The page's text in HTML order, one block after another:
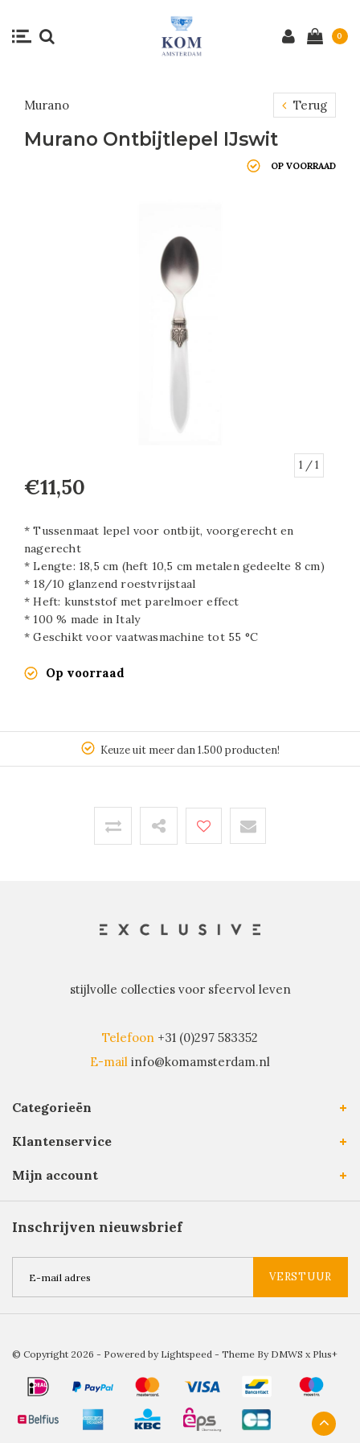
0
Murano Terug
Murano Ontbijtlepel IJswit
OP VOORRAAD
1 / 1
€11,50
* Tussenmaat lepel voor ontbijt, voorgerecht en
nagerecht
* Lengte: 18,5 cm (heft 10,5 cm metalen gedeelte 8 cm)
* 18/10 glanzend roestvrijstaal
* Heft: kunststof met parelmoer effect
* 100 % made in Italy
* Geschikt voor vaatwasmachine tot 55 °C
Op voorraad
Keuze uit meer dan 1.500 producten!
stijlvolle collecties voor sfeervol leven
Telefoon +31 (0)297 583352
E-mail info@komamsterdam.nl
Categorieën
Klantenservice
Mijn account
Inschrijven nieuwsbrief
VERSTUUR
© Copyright 2026 - Powered by Lightspeed - Theme By DMWS x Plus+